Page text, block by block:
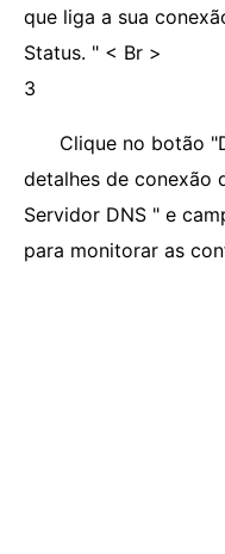
que liga a sua
Status. " < Br >
3
Clique no botão
detalhes de conexão
Servidor DNS " e
para monitorar as